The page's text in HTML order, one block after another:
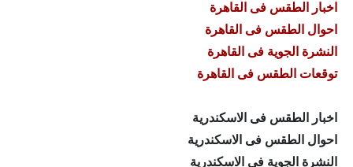
اخبار الطقس فى القاهرة
احوال الطقس فى القاهرة
النشرة الجوية فى القاهرة
توقعات الطقس فى القاهرة
اخبار الطقس فى الاسكندرية
احوال الطقس فى الاسكندرية
النشرة الجوية فى الاسكندرية